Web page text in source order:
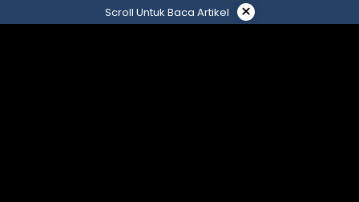
ke
Scroll Untuk Baca Artikel ×